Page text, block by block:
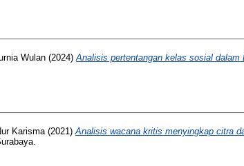
Wulan (2024) Analisis pertentangan kelas sosial dalam
Karisma (2021) Analisis wacana kritis menyingkap citra